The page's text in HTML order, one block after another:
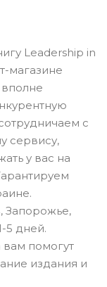
Leadership in
магазине
с
сервису,
у вас на
Запорожье,
5 дней.
помогут
издания и